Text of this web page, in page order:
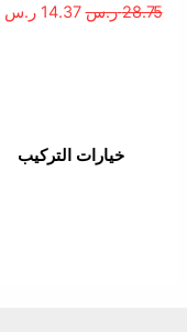
28.75 ر.س 14.37 ر.س
خيارات التركيب